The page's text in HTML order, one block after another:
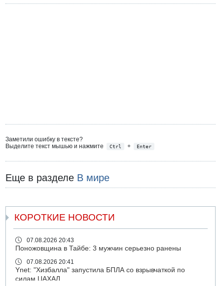
Заметили ошибку в тексте?
Выделите текст мышью и нажмите
Ctrl + Enter
Еще в разделе В мире
КОРОТКИЕ НОВОСТИ
07.08.2026 20:43
Поножовщина в Тайбе: 3 мужчин серьезно ранены
07.08.2026 20:41
Ynet: "Хизбалла" запустила БПЛА со взрывчаткой по
силам ЦАХАЛ